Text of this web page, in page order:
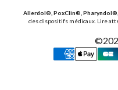
Allerdol®, PoxClin®,
des dispositifs médicaux. Lire